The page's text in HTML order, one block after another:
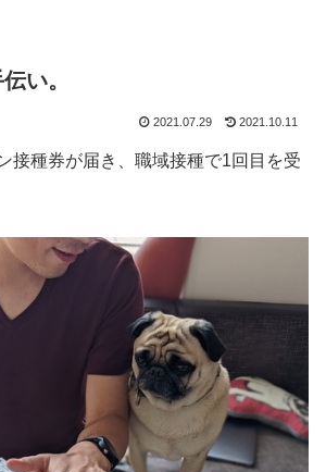
い。
2021.07.29 2021.10.11
接種券が届き、職域接種で1回目を受